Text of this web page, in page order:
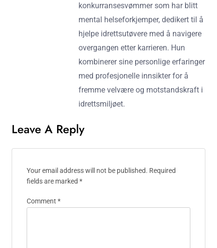
konkurransesvømmer som har blitt
mental helseforkjemper, dedikert til å
hjelpe idrettsutøvere med å navigere
overgangen etter karrieren. Hun
kombinerer sine personlige erfaringer
med profesjonelle innsikter for å
fremme velvære og motstandskraft i
idrettsmiljøet.
Leave A Reply
Your email address will not be published. Required
fields are marked *
Comment *